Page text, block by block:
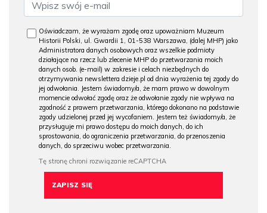
Oświadczam, że wyrażam zgodę oraz upoważniam Muzeum
Historii Polski, ul. Gwardii 1, 01-538 Warszawa, (dalej MHP) jako
Administratora danych osobowych oraz wszelkie podmioty
działające na rzecz lub zlecenie MHP do przetwarzania moich
danych osob. (e-mail) w zakresie i celach niezbędnych do
otrzymywania newslettera dzieje.pl od dnia wyrażenia tej zgody do
jej odwołania. Jestem świadomy/a, że mam prawo w dowolnym
momencie odwołać zgodę oraz że odwołanie zgody nie wpływa na
zgodność z prawem przetwarzania, którego dokonano na podstawie
zgody udzielonej przed jej wycofaniem. Jestem też świadomy/a, że
przysługuje mi prawo dostępu do moich danych, do ich
sprostowania, do ograniczenia przetwarzania, do przenoszenia
danych, do sprzeciwu wobec przetwarzania.